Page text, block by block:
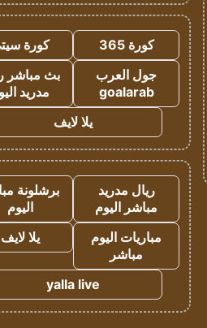
كورة 365
كورة
جول العرب
goalarab
بث مباشر
مدريد
يلا لايف
ريال مدريد
مباشر اليوم
برشلونة
اليوم
مباريات اليوم
مباشر
يلا لايف
yalla live